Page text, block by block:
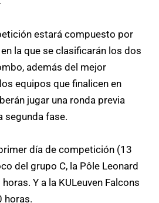
estará compuesto por
la que se clasificarán los dos
además del mejor
equipos que finalicen en
jugar una ronda previa
segunda fase.
día de competición (13
del grupo C, la Pôle Leonard
Y a la KULeuven Falcons
horas.